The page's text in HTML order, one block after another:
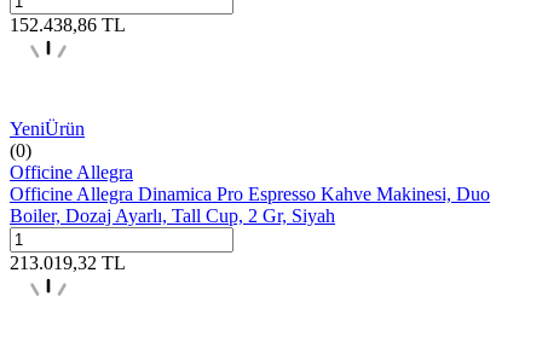
152.438,86 TL
YeniÜrün
(0)
Officine Allegra
Officine Allegra Dinamica Pro Espresso Kahve Makinesi, Duo
Boiler, Dozaj Ayarlı, Tall Cup, 2 Gr, Siyah
213.019,32 TL